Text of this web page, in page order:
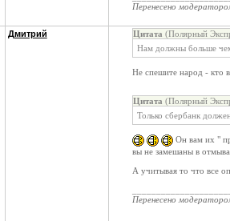
Перенесено
Дмитрий Цитата (Полярный
Нам должны больше
Не спешите народ - кто
Цитата (Полярный
Только сбербанк
Он вам их "
вы не замешаны в
А учитывая то что все
Перенесено